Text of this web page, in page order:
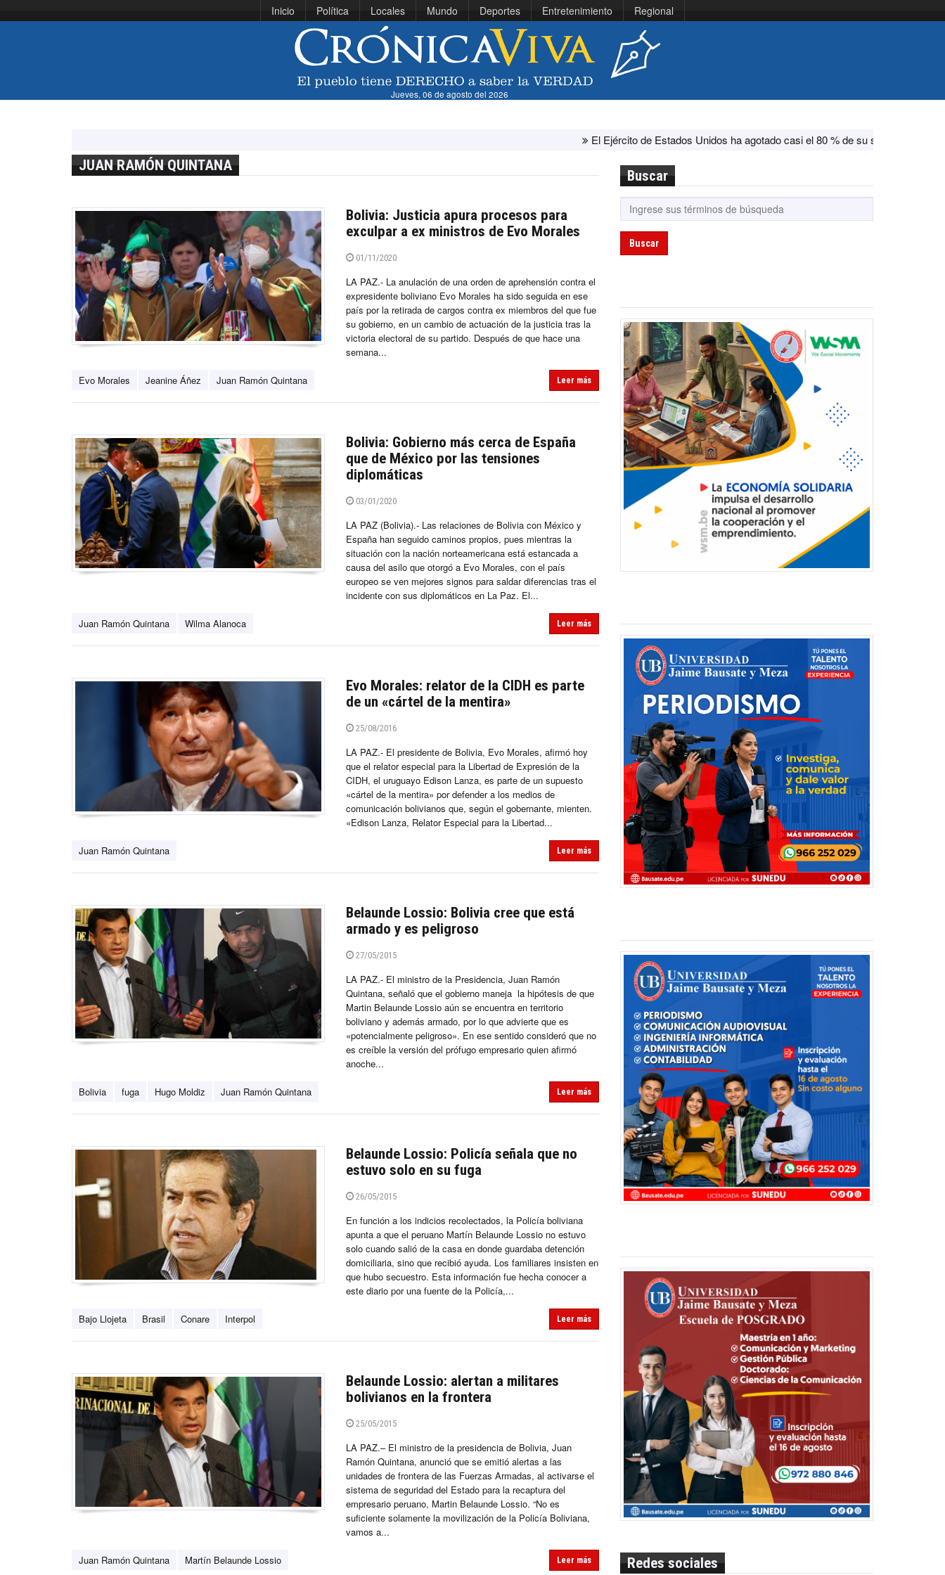
Inicio Política Locales Mundo Deportes Entretenimiento Regional
Jueves, 06 de agosto del 2026
El Ejército de Estados Unidos ha agotado casi el 80 % de su sistema antimisiles, según
JUAN RAMÓN QUINTANA
Bolivia: Justicia apura procesos para
exculpar a ex ministros de Evo Morales
01/11/2020
LA PAZ.- La anulación de una orden de aprehensión contra el
expresidente boliviano Evo Morales ha sido seguida en ese
país por la retirada de cargos contra ex miembros del que fue
su gobierno, en un cambio de actuación de la justicia tras la
victoria electoral de su partido. Después de que hace una
semana...
Evo Morales Jeanine Áñez Juan Ramón Quintana Leer más
Bolivia: Gobierno más cerca de España
que de México por las tensiones
diplomáticas
03/01/2020
LA PAZ (Bolivia).- Las relaciones de Bolivia con México y
España han seguido caminos propios, pues mientras la
situación con la nación norteamericana está estancada a
causa del asilo que otorgó a Evo Morales, con el país
europeo se ven mejores signos para saldar diferencias tras el
incidente con sus diplomáticos en La Paz. El...
Juan Ramón Quintana Wilma Alanoca Leer más
Evo Morales: relator de la CIDH es parte
de un «cártel de la mentira»
25/08/2016
LA PAZ.- El presidente de Bolivia, Evo Morales, afirmó hoy
que el relator especial para la Libertad de Expresión de la
CIDH, el uruguayo Edison Lanza, es parte de un supuesto
«cártel de la mentira» por defender a los medios de
comunicación bolivianos que, según el gobernante, mienten.
«Edison Lanza, Relator Especial para la Libertad...
Juan Ramón Quintana Leer más
Belaunde Lossio: Bolivia cree que está
armado y es peligroso
27/05/2015
LA PAZ.- El ministro de la Presidencia, Juan Ramón
Quintana, señaló que el gobierno maneja la hipótesis de que
Martin Belaunde Lossio aún se encuentra en territorio
boliviano y además armado, por lo que advierte que es
«potencialmente peligroso». En ese sentido consideró que no
es creíble la versión del prófugo empresario quien afirmó
anoche...
Bolivia fuga Hugo Moldiz Juan Ramón Quintana Leer más
Belaunde Lossio: Policía señala que no
estuvo solo en su fuga
26/05/2015
En función a los indicios recolectados, la Policía boliviana
apunta a que el peruano Martín Belaunde Lossio no estuvo
solo cuando salió de la casa en donde guardaba detención
domiciliaria, sino que recibió ayuda. Los familiares insisten en
que hubo secuestro. Esta información fue hecha conocer a
este diario por una fuente de la Policía,...
Bajo Llojeta Brasil Conare Interpol Leer más
Belaunde Lossio: alertan a militares
bolivianos en la frontera
25/05/2015
LA PAZ.– El ministro de la presidencia de Bolivia, Juan
Ramón Quintana, anunció que se emitió alertas a las
unidades de frontera de las Fuerzas Armadas, al activarse el
sistema de seguridad del Estado para la recaptura del
empresario peruano, Martin Belaunde Lossio. “No es
suficiente solamente la movilización de la Policía Boliviana,
vamos a...
Juan Ramón Quintana Martín Belaunde Lossio Leer más
Buscar
Buscar
Redes sociales